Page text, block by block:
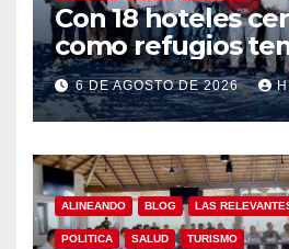
Con 18 hoteles
como refugios
Gobierno de Los
refuerza la
garantiza un
6 DE AGOSTO DE 2026
ALINEANDO BLOG LAS
POLITICA SALUD TURISMO